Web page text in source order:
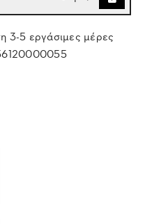
3-5 εργάσιμες μέρες